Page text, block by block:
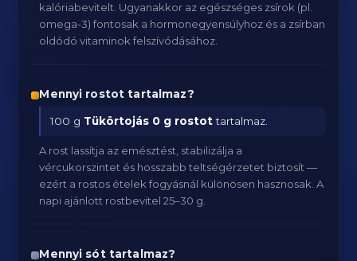
kalóriabevitelt. Ugyanakkor az egészséges zsírok (pl.
omega-3) fontosak a hormonegyensúlyhoz és a zsírban
oldódó vitaminok felszívódásához.
Mennyi rostot tartalmaz?
100 g Tükörtojás 0 g rostottartalmaz.
A rost lassítja az emésztést, stabilizálja a
vércukorszintet és hosszabb teltségérzetet biztosít —
ezért a rostos ételek fogyásnál különösen hasznosak. A
napi ajánlott rostbevitel 25–30 g.
Mennyi sót tartalmaz?